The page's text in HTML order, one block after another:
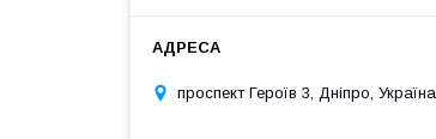
проспект Героїв 3, Дніпро, Україна